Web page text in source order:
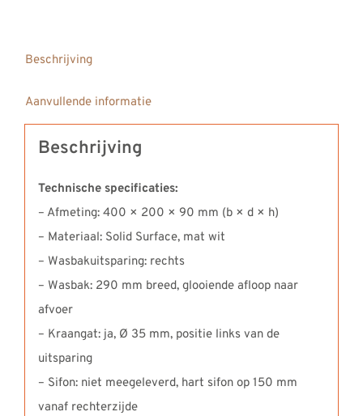
Beschrijving
Aanvullende informatie
Beschrijving
Technische specificaties:
– Afmeting: 400 × 200 × 90 mm (b × d × h)
– Materiaal: Solid Surface, mat wit
– Wasbakuitsparing: rechts
– Wasbak: 290 mm breed, glooiende afloop naar
afvoer
– Kraangat: ja, Ø 35 mm, positie links van de
uitsparing
– Sifon: niet meegeleverd, hart sifon op 150 mm
vanaf rechterzijde